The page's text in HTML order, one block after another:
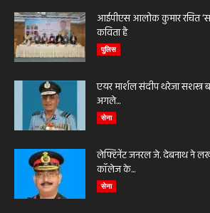
आईपीएस आलोक कुमार रचित
कविता है
पुलिस
एयर मार्शल संदीप थरेजा
अगले...
सेना
लेफ्टिनेंट जनरल जे. देबनाथ ने
कॉलेज के...
सेना